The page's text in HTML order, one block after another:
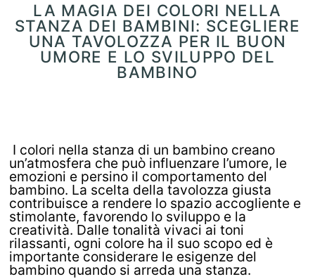
LA MAGIA DEI COLORI NELLA
STANZA DEI BAMBINI: SCEGLIERE
UNA TAVOLOZZA PER IL BUON
UMORE E LO SVILUPPO DEL
BAMBINO
I colori nella stanza di un bambino creano
un’atmosfera che può influenzare l’umore, le
emozioni e persino il comportamento del
bambino. La scelta della tavolozza giusta
contribuisce a rendere lo spazio accogliente e
stimolante, favorendo lo sviluppo e la
creatività. Dalle tonalità vivaci ai toni
rilassanti, ogni colore ha il suo scopo ed è
importante considerare le esigenze del
bambino quando si arreda una stanza.